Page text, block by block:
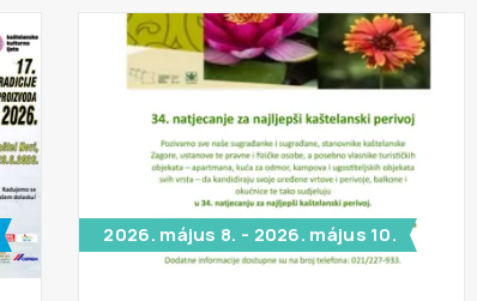
2026. május 8. - 2026. május 10.